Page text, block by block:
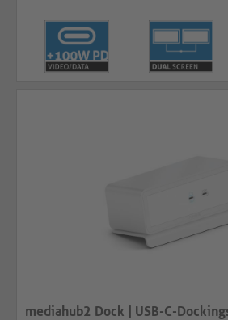
mediahub2 Dock | USB-C-